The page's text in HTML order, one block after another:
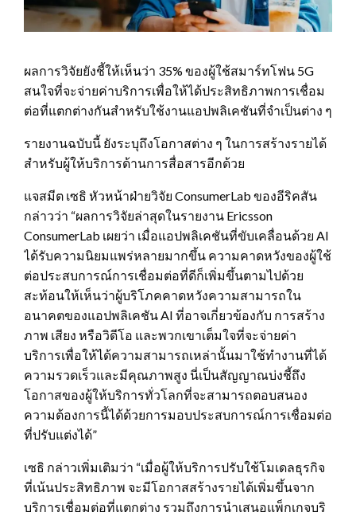
ผลการวิจัยยังชี้ให้เห็นว่า 35% ของผู้ใช้สมาร์ทโฟน 5G
สนใจที่จะจ่ายค่าบริการเพื่อให้ได้ประสิทธิภาพการเชื่อม
ต่อที่แตกต่างกันสำหรับใช้งานแอปพลิเคชันที่จำเป็นต่าง ๆ
รายงานฉบับนี้ ยังระบุถึงโอกาสต่าง ๆ ในการสร้างรายได้
สำหรับผู้ให้บริการด้านการสื่อสารอีกด้วย
แจสมีต เซธิ หัวหน้าฝ่ายวิจัย ConsumerLab ของอีริคสัน
กล่าวว่า “ผลการวิจัยล่าสุดในรายงาน Ericsson
ConsumerLab เผยว่า เมื่อแอปพลิเคชันที่ขับเคลื่อนด้วย AI
ได้รับความนิยมแพร่หลายมากขึ้น ความคาดหวังของผู้ใช้
ต่อประสบการณ์การเชื่อมต่อที่ดีก็เพิ่มขึ้นตามไปด้วย
สะท้อนให้เห็นว่าผู้บริโภคคาดหวังความสามารถใน
อนาคตของแอปพลิเคชัน AI ที่อาจเกี่ยวข้องกับ การสร้าง
ภาพ เสียง หรือวิดีโอ และพวกเขาเต็มใจที่จะจ่ายค่า
บริการเพื่อให้ได้ความสามารถเหล่านั้นมาใช้ทำงานที่ได้
ความรวดเร็วและมีคุณภาพสูง นี่เป็นสัญญาณบ่งชี้ถึง
โอกาสของผู้ให้บริการทั่วโลกที่จะสามารถตอบสนอง
ความต้องการนี้ได้ด้วยการมอบประสบการณ์การเชื่อมต่อ
ที่ปรับแต่งได้”
เซธิ กล่าวเพิ่มเติมว่า “เมื่อผู้ให้บริการปรับใช้โมเดลธุรกิจ
ที่เน้นประสิทธิภาพ จะมีโอกาสสร้างรายได้เพิ่มขึ้นจาก
บริการเชื่อมต่อที่แตกต่าง รวมถึงการนำเสนอแพ็กเกจบริ